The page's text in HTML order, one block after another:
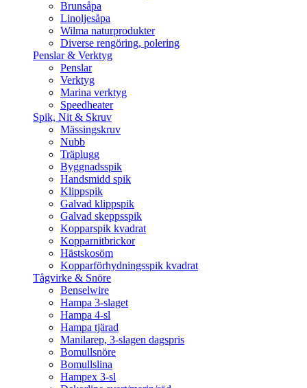
Brunsåpa
Linoljesåpa
Wilma naturprodukter
Diverse rengöring, polering
Penslar & Verktyg
Penslar
Verktyg
Marina verktyg
Speedheater
Spik, Nit & Skruv
Mässingskruv
Nubb
Träplugg
Byggnadsspik
Handsmidd spik
Klippspik
Galvad klippspik
Galvad skeppsspik
Kopparspik kvadrat
Kopparnitbrickor
Hästskosöm
Kopparförhydningsspik kvadrat
Tågvirke & Snöre
Benselwire
Hampa 3-slaget
Hampa 4-sl
Hampa tjärad
Manilarep, 3-slagen dagspris
Bomullsnöre
Bomullslina
Hampex 3-sl